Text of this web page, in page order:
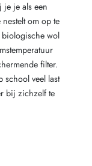
je als een
om op te
wol
filter.
veel last
bij zichzelf te